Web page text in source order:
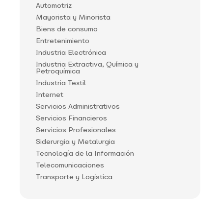
Automotriz
Mayorista y Minorista
Biens de consumo
Entretenimiento
Industria Electrónica
Industria Extractiva, Química y
Petroquímica
Industria Textil
Internet
Servicios Administrativos
Servicios Financieros
Servicios Profesionales
Siderurgia y Metalurgia
Tecnología de la Información
Telecomunicaciones
Transporte y Logística